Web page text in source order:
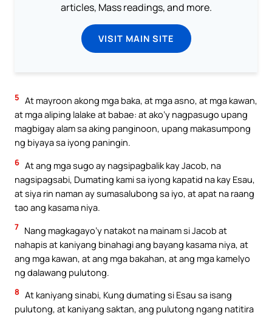
articles, Mass readings, and more.
VISIT MAIN SITE
5 At mayroon akong mga baka, at mga asno, at mga kawan,
at mga aliping lalake at babae: at ako’y nagpasugo upang
magbigay alam sa aking panginoon, upang makasumpong
ng biyaya sa iyong paningin.
6 At ang mga sugo ay nagsipagbalik kay Jacob, na
nagsipagsabi, Dumating kami sa iyong kapatid na kay Esau,
at siya rin naman ay sumasalubong sa iyo, at apat na raang
tao ang kasama niya.
7 Nang magkagayo’y natakot na mainam si Jacob at
nahapis at kaniyang binahagi ang bayang kasama niya, at
ang mga kawan, at ang mga bakahan, at ang mga kamelyo
ng dalawang pulutong.
8 At kaniyang sinabi, Kung dumating si Esau sa isang
pulutong, at kaniyang saktan, ang pulutong ngang natitira